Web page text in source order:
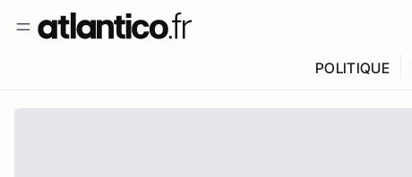
POLITIQUE